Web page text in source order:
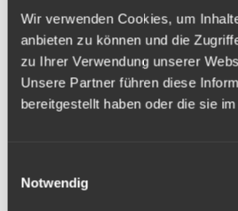
Wir verwenden Cookies, um
anbieten zu können und die
zu Ihrer Verwendung unserer
Unsere Partner führen diese
bereitgestellt haben oder die sie
Notwendig